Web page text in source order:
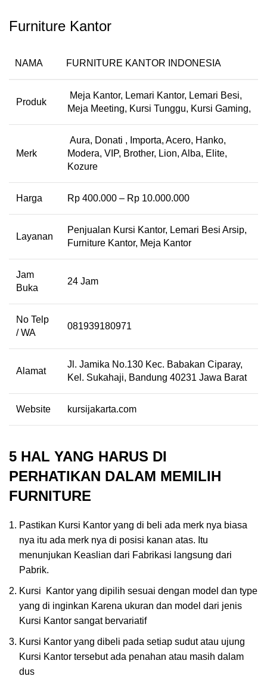
Furniture Kantor
NAMA FURNITURE KANTOR INDONESIA
Produk
Meja Kantor, Lemari Kantor, Lemari Besi,
Meja Meeting, Kursi Tunggu, Kursi Gaming,
Merk
Aura, Donati , Importa, Acero, Hanko,
Modera, VIP, Brother, Lion, Alba, Elite,
Kozure
Harga Rp 400.000 – Rp 10.000.000
Layanan
Penjualan Kursi Kantor, Lemari Besi Arsip,
Furniture Kantor, Meja Kantor
Jam
Buka
24 Jam
No Telp
/ WA
081939180971
Alamat
Jl. Jamika No.130 Kec. Babakan Ciparay,
Kel. Sukahaji, Bandung 40231 Jawa Barat
Website kursijakarta.com
5 HAL YANG HARUS DI
PERHATIKAN DALAM MEMILIH
FURNITURE
Pastikan Kursi Kantor yang di beli ada merk nya biasa
nya itu ada merk nya di posisi kanan atas. Itu
menunjukan Keaslian dari Fabrikasi langsung dari
Pabrik.
Kursi Kantor yang dipilih sesuai dengan model dan type
yang di inginkan Karena ukuran dan model dari jenis
Kursi Kantor sangat bervariatif
Kursi Kantor yang dibeli pada setiap sudut atau ujung
Kursi Kantor tersebut ada penahan atau masih dalam
dus